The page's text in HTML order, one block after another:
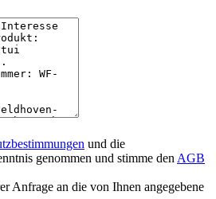
und die
genommen und stimme den AGB
Anfrage an die von Ihnen angegebene